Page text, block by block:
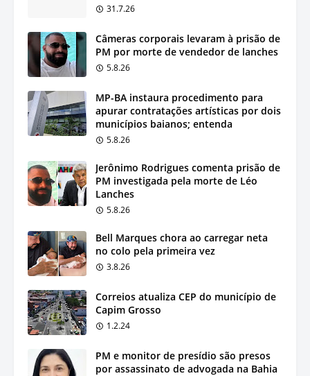
31.7.26
Câmeras corporais levaram à prisão de
PM por morte de vendedor de lanches
5.8.26
MP-BA instaura procedimento para
apurar contratações artísticas por dois
municípios baianos; entenda
5.8.26
Jerônimo Rodrigues comenta prisão de
PM investigada pela morte de Léo
Lanches
5.8.26
Bell Marques chora ao carregar neta
no colo pela primeira vez
3.8.26
Correios atualiza CEP do município de
Capim Grosso
1.2.24
PM e monitor de presídio são presos
por assassinato de advogada na Bahia